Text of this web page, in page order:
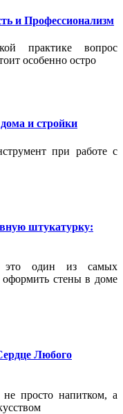
и Профессионализм
практике вопрос
особенно остро
и стройки
при работе с
штукатурку:
это один из самых
стены в доме
Любого
просто напитком, а